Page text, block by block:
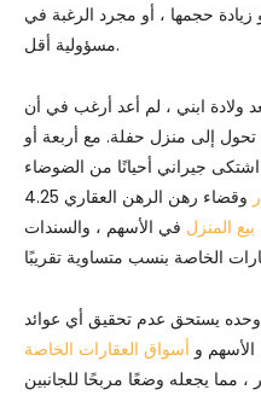
زيادة حجمها ، أو مجرد الرغبة في
مسؤولية أقل.
المثال ، في عام 2017 ، بعد ولادة ابني ، لم أعد أرغب في أن
إلى منزل حفلة. مع أربعة أو
جيراني أحيانًا من الضوضاء
وقضاء رهن الرهن العقاري 4.25
المنزل في الأسهم ، والسندات
وحده يستحق عدم تحقيق أي عوائد
و أسواق العقارات الخاصة